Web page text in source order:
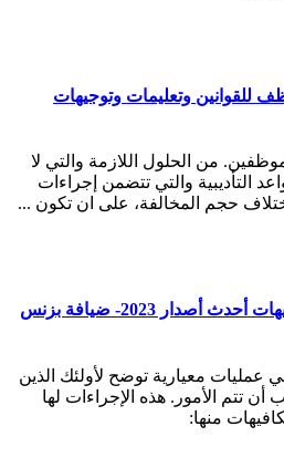
للقوانين وتعليمات وتوجيهات
من الحلول اللازمة والتي لا
التأديبية والتي تتضمن إجراءات
حجم المخالفة، على ان تكون ...
دليل تشغيل المطاعم والكافيهات أحدث أصدار 2023- ضيافة بزنس
عمليات معيارية توضح لأولئك الذين
تتم الأمور. هذه الإجراءات لها
منها: